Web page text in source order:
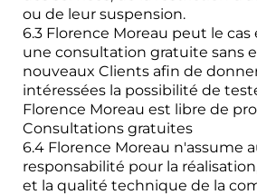
ou de leur suspension.
6.3 Florence Moreau peut le
une consultation gratuite sans
nouveaux Clients afin de
intéressées la possibilité de
Florence Moreau est libre de
Consultations gratuites
6.4 Florence Moreau n'assume
responsabilité pour la
et la qualité technique de la